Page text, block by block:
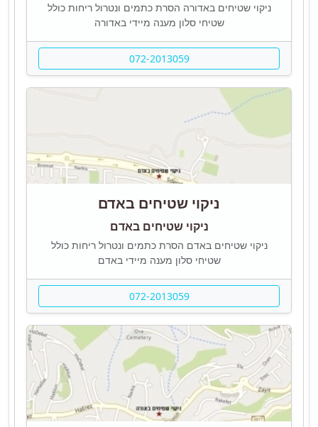
ניקוי שטיחים באדורה הסרת כתמים ונטרול ריחות כולל
שטיחי סלון מענה מיידי באדורה
072-2013059
ניקוי שטיחים באדם
ניקוי שטיחים באדם
ניקוי שטיחים באדם הסרת כתמים ונטרול ריחות כולל
שטיחי סלון מענה מיידי באדם
072-2013059